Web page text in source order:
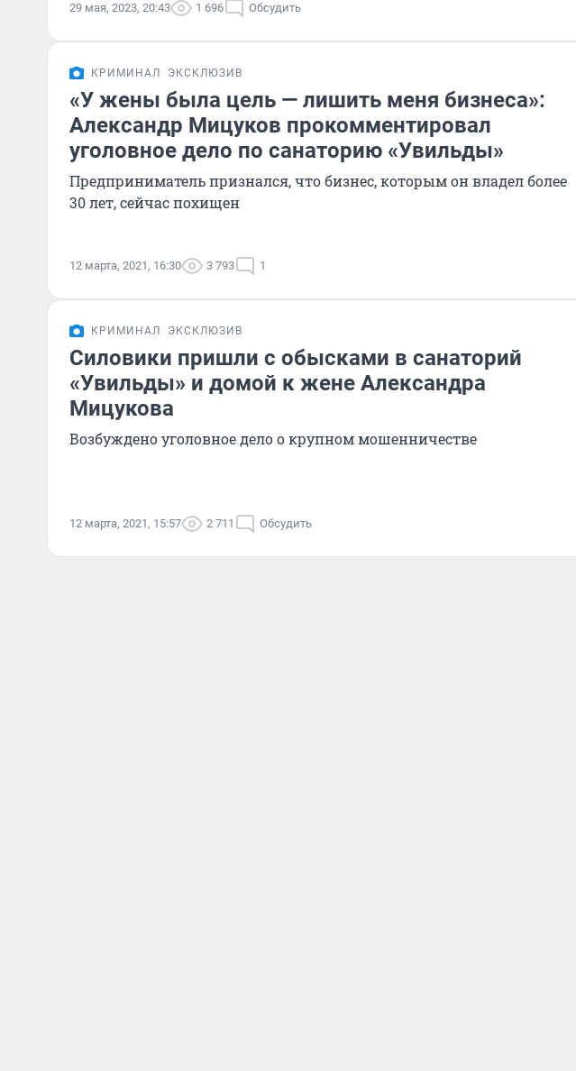
29 мая, 2023, 20:43 1 696 Обсудить
КРИМИНАЛ ЭКСКЛЮЗИВ
«У жены была цель — лишить меня бизнеса»:
Александр Мицуков прокомментировал
уголовное дело по санаторию «Увильды»
Предприниматель признался, что бизнес, которым он владел более
30 лет, сейчас похищен
12 марта, 2021, 16:30 3 793 1
КРИМИНАЛ ЭКСКЛЮЗИВ
Силовики пришли с обысками в санаторий
«Увильды» и домой к жене Александра
Мицукова
Возбуждено уголовное дело о крупном мошенничестве
12 марта, 2021, 15:57 2 711 Обсудить